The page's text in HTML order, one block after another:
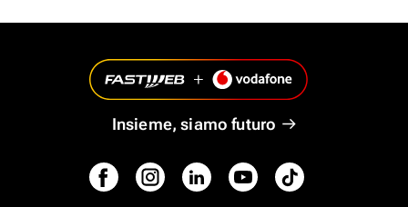
Insieme, siamo futuro